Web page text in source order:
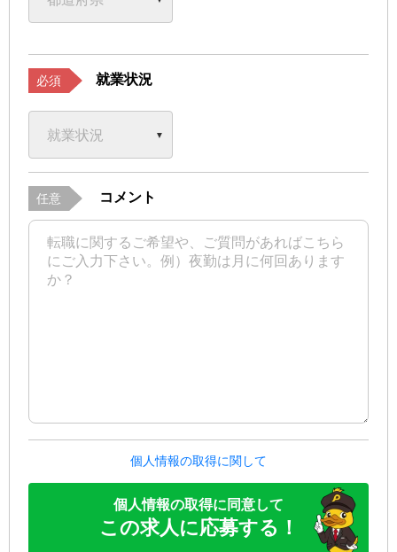
必須 就業状況
任意 コメント
個人情報の取得に関して
個人情報の取得に同意して
この求人に応募する！